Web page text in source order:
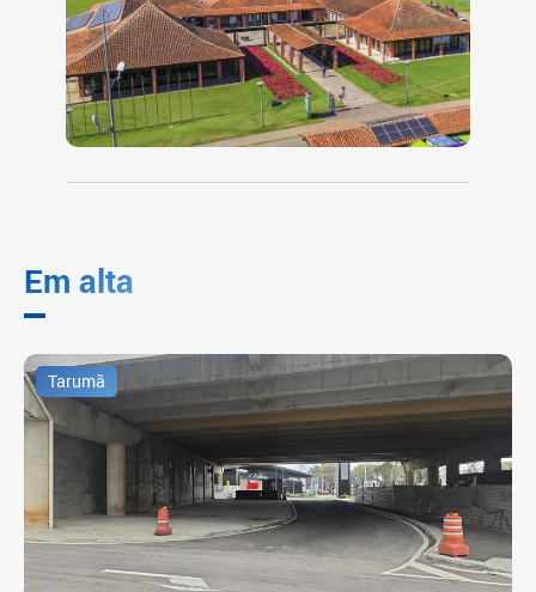
Em alta
Tarumã